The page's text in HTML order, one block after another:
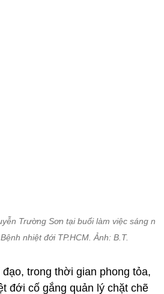
tránh lây nhiễm chéo trong
gian tới F1 có thể biến thành
bộ phận của bệnh viện tổ chức